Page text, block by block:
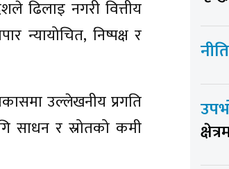
ढिलाइ नगरी वित्तीय
न्यायोचित, निष्पक्ष र
उल्लेखनीय प्रगति
साधन र स्रोतको कमी